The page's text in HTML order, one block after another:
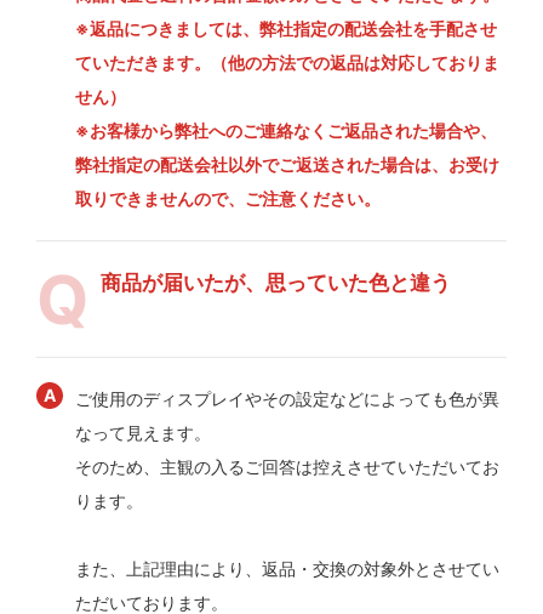
※返品につきましては、弊社指定の配送会社を手配させ
ていただきます。（他の方法での返品は対応しておりま
せん）
※お客様から弊社へのご連絡なくご返品された場合や、
弊社指定の配送会社以外でご返送された場合は、お受け
取りできませんので、ご注意ください。
商品が届いたが、思っていた色と違う
ご使用のディスプレイやその設定などによっても色が異
なって見えます。
そのため、主観の入るご回答は控えさせていただいてお
ります。
また、上記理由により、返品・交換の対象外とさせてい
ただいております。